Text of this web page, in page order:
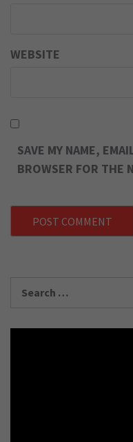
WEBSITE
SAVE MY NAME,
BROWSER FOR THE